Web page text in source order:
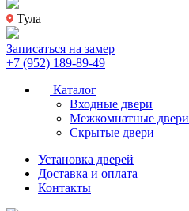
Тула
Записаться на замер
+7 (952) 189-89-49
Каталог
Входные двери
Межкомнатные двери
Скрытые двери
Установка дверей
Доставка и оплата
Контакты